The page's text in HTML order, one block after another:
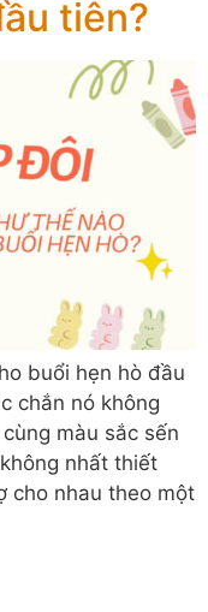
tiên?
buổi hẹn hò đầu
chắn nó không
màu sắc sến
nhất thiết
cho nhau theo một